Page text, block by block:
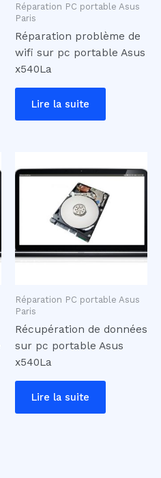
Réparation PC portable Asus
Paris
Réparation problème de
wifi sur pc portable Asus
x540La
Lire la suite
Réparation PC portable Asus
Paris
Récupération de données
sur pc portable Asus
x540La
Lire la suite